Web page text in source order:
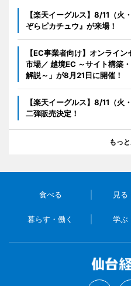
【楽天イーグルス】8/11（火
ぞらピカチュウ』が来場！
【EC事業者向け】オンライ
市場／ 越境EC ～サイト構築
解説～」が8月21日に開催！
【楽天イーグルス】8/11（火
二弾販売決定！
もっ
食べる 見る
暮らす・働く 学ぶ